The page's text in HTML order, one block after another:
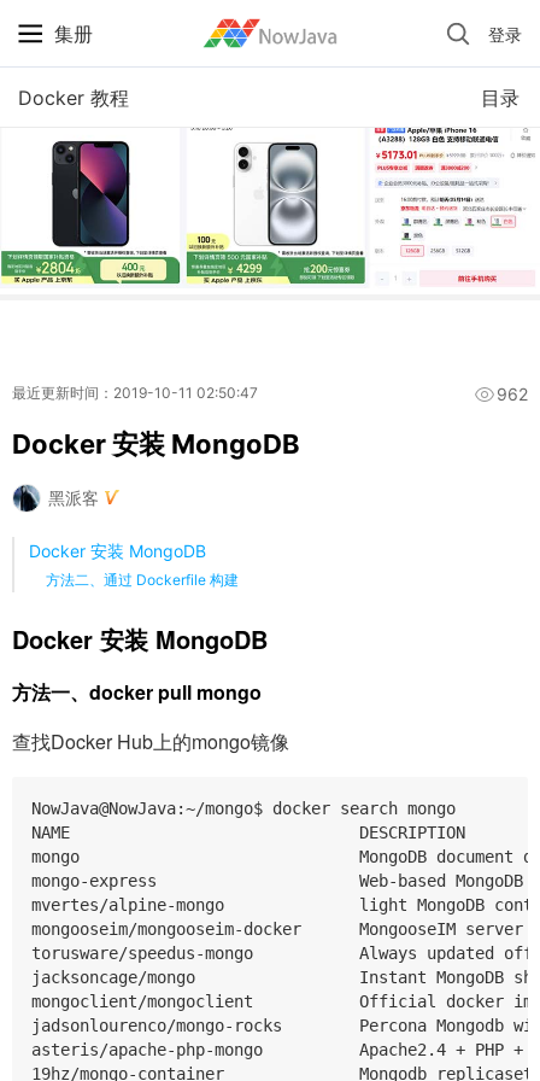
集册 登录
目录
Docker 教程iPhone 京东自营 + 国补 / 历史最低价
最近更新时间：2019-10-11 02:50:47 962
Docker 安装 MongoDB
黑派客
Docker 安装 MongoDB
方法二、通过 Dockerfile 构建
Docker 安装 MongoDB
方法一、docker pull mongo
查找Docker Hub上的mongo镜像
NowJava@NowJava:~/mongo$ docker search mongo
NAME                              DESCRIPTION
mongo                             MongoDB
mongo-express                     Web-based
mvertes/alpine-mongo              light
mongooseim/mongooseim-docker
torusware/speedus-mongo           Always
jacksoncage/mongo                 Instant
mongoclient/mongoclient           Official
jadsonlourenco/mongo-rocks        Percona
asteris/apache-php-mongo          Apache2.4 +
19hz/mongo-container              Mongodb